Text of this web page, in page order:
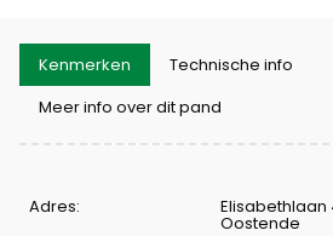
Kenmerken
Technische info
Meer info over dit pand
Kenmerken
Adres: Elisabethlaan
Oostende